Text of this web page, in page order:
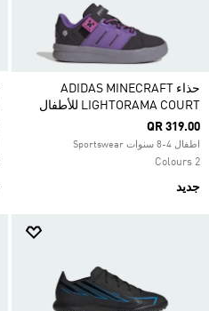
حذاء ADIDAS MINECRAFT
LIGHTORAMA COURT للأطفال
QR 319.00
اطفال 4-8 سنوات Sportswear
2 Colours
جديد